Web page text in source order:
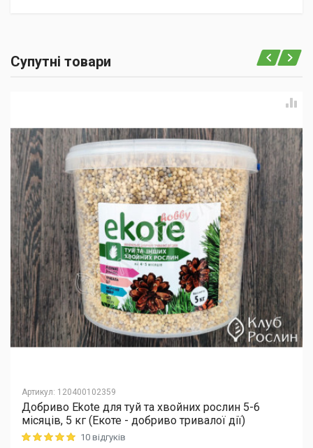
Супутні товари
Артикул: 120400102359
Добриво Еkote для туй та хвойних рослин 5-6
місяців, 5 кг (Екоте - добриво тривалої дії)
Rating: 5 out of 510 відгуків